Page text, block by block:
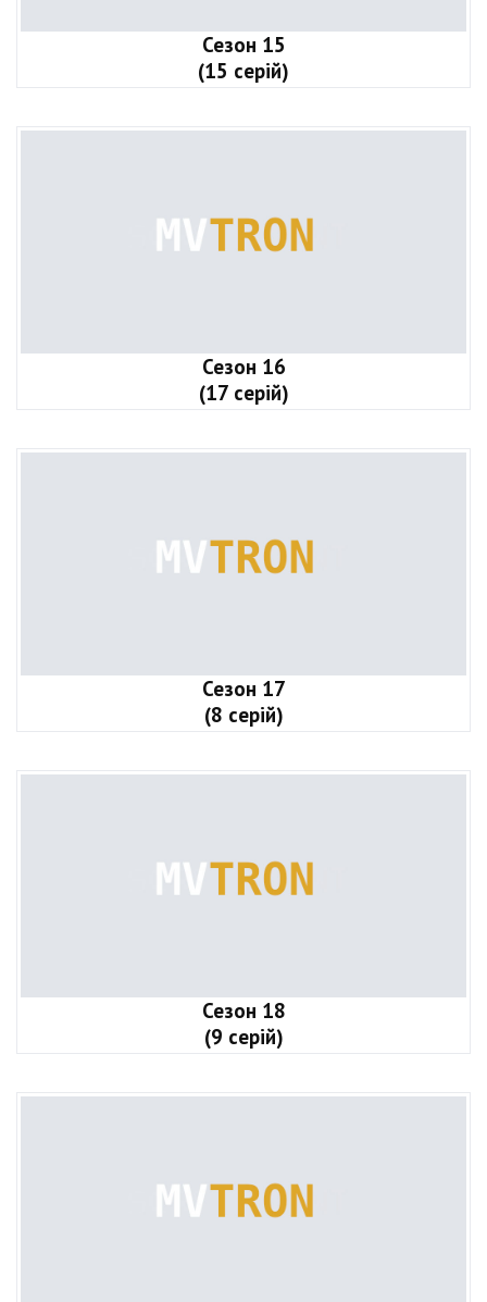
Сезон 15
(15 серій)
Сезон 16
(17 серій)
Сезон 17
(8 серій)
Сезон 18
(9 серій)